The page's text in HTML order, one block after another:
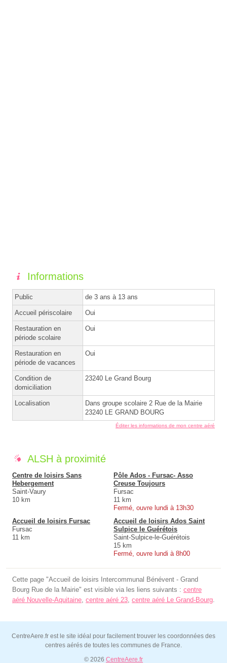
Informations
Public de 3 ans à 13 ans
Accueil périscolaire Oui
Restauration en
période scolaire
Oui
Restauration en
période de vacances
Oui
Condition de
domiciliation
23240 Le Grand Bourg
Localisation
Dans groupe scolaire 2 Rue de la Mairie
23240 LE GRAND BOURG
Éditer les informations de mon centre aéré
ALSH à proximité
Centre de loisirs Sans
Hebergement
Saint-Vaury
10 km
Pôle Ados - Fursac- Asso
Creuse Toujours
Fursac
11 km
Fermé, ouvre lundi à 13h30
Accueil de loisirs Fursac
Fursac
11 km
Accueil de loisirs Ados Saint
Sulpice le Guérétois
Saint-Sulpice-le-Guérétois
15 km
Fermé, ouvre lundi à 8h00
Cette page "Accueil de loisirs Intercommunal Bénévent - Grand
Bourg Rue de la Mairie" est visible via les liens suivants : centre
aéré Nouvelle-Aquitaine centre aéré 23 centre aéré Le Grand-Bourg
CentreAere.fr est le site idéal pour facilement trouver les coordonnées des
centres aérés de toutes les communes de France.
© 2026 CentreAere.fr